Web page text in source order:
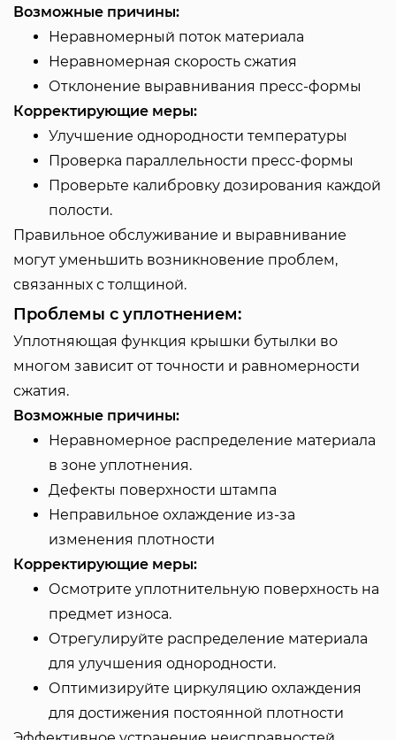
Возможные причины:
Неравномерный поток материала
Неравномерная скорость сжатия
Отклонение выравнивания пресс-формы
Корректирующие меры:
Улучшение однородности температуры
Проверка параллельности пресс-формы
Проверьте калибровку дозирования каждой
полости.
Правильное обслуживание и выравнивание
могут уменьшить возникновение проблем,
связанных с толщиной.
Проблемы с уплотнением:
Уплотняющая функция крышки бутылки во
многом зависит от точности и равномерности
сжатия.
Возможные причины:
Неравномерное распределение материала
в зоне уплотнения.
Дефекты поверхности штампа
Неправильное охлаждение из-за
изменения плотности
Корректирующие меры:
Осмотрите уплотнительную поверхность на
предмет износа.
Отрегулируйте распределение материала
для улучшения однородности.
Оптимизируйте циркуляцию охлаждения
для достижения постоянной плотности